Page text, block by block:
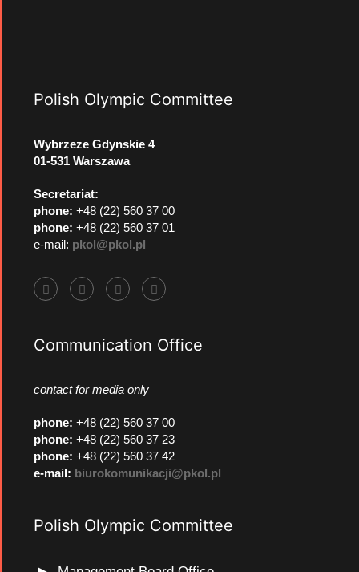
Polish Olympic Committee
Wybrzeze Gdynskie 4
01-531 Warszawa
Secretariat:
phone: +48 (22) 560 37 00
phone: +48 (22) 560 37 01
e-mail: pkol@pkol.pl
Communication Office
contact for media only
phone: +48 (22) 560 37 00
phone: +48 (22) 560 37 23
phone: +48 (22) 560 37 42
e-mail: biurokomunikacji@pkol.pl
Polish Olympic Committee